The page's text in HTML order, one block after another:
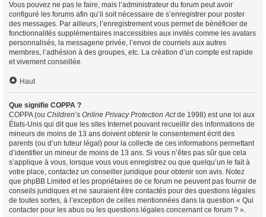
Vous pouvez ne pas le faire, mais l’administrateur du forum peut avoir
configuré les forums afin qu’il soit nécessaire de s’enregistrer pour poster
des messages. Par ailleurs, l’enregistrement vous permet de bénéficier de
fonctionnalités supplémentaires inaccessibles aux invités comme les avatars
personnalisés, la messagerie privée, l’envoi de courriels aux autres
membres, l’adhésion à des groupes, etc. La création d’un compte est rapide
et vivement conseillée.
Haut
Que signifie COPPA ?
COPPA (ou Children’s Online Privacy Protection Actde 1998) est une loi aux
États-Unis qui dit que les sites Internet pouvant recueillir des informations de
mineurs de moins de 13 ans doivent obtenir le consentement écrit des
parents (ou d’un tuteur légal) pour la collecte de ces informations permettant
d’identifier un mineur de moins de 13 ans. Si vous n’êtes pas sûr que cela
s’applique à vous, lorsque vous vous enregistrez ou que quelqu’un le fait à
votre place, contactez un conseiller juridique pour obtenir son avis. Notez
que phpBB Limited et les propriétaires de ce forum ne peuvent pas fournir de
conseils juridiques et ne sauraient être contactés pour des questions légales
de toutes sortes, à l’exception de celles mentionnées dans la question « Qui
contacter pour les abus ou les questions légales concernant ce forum ? ».